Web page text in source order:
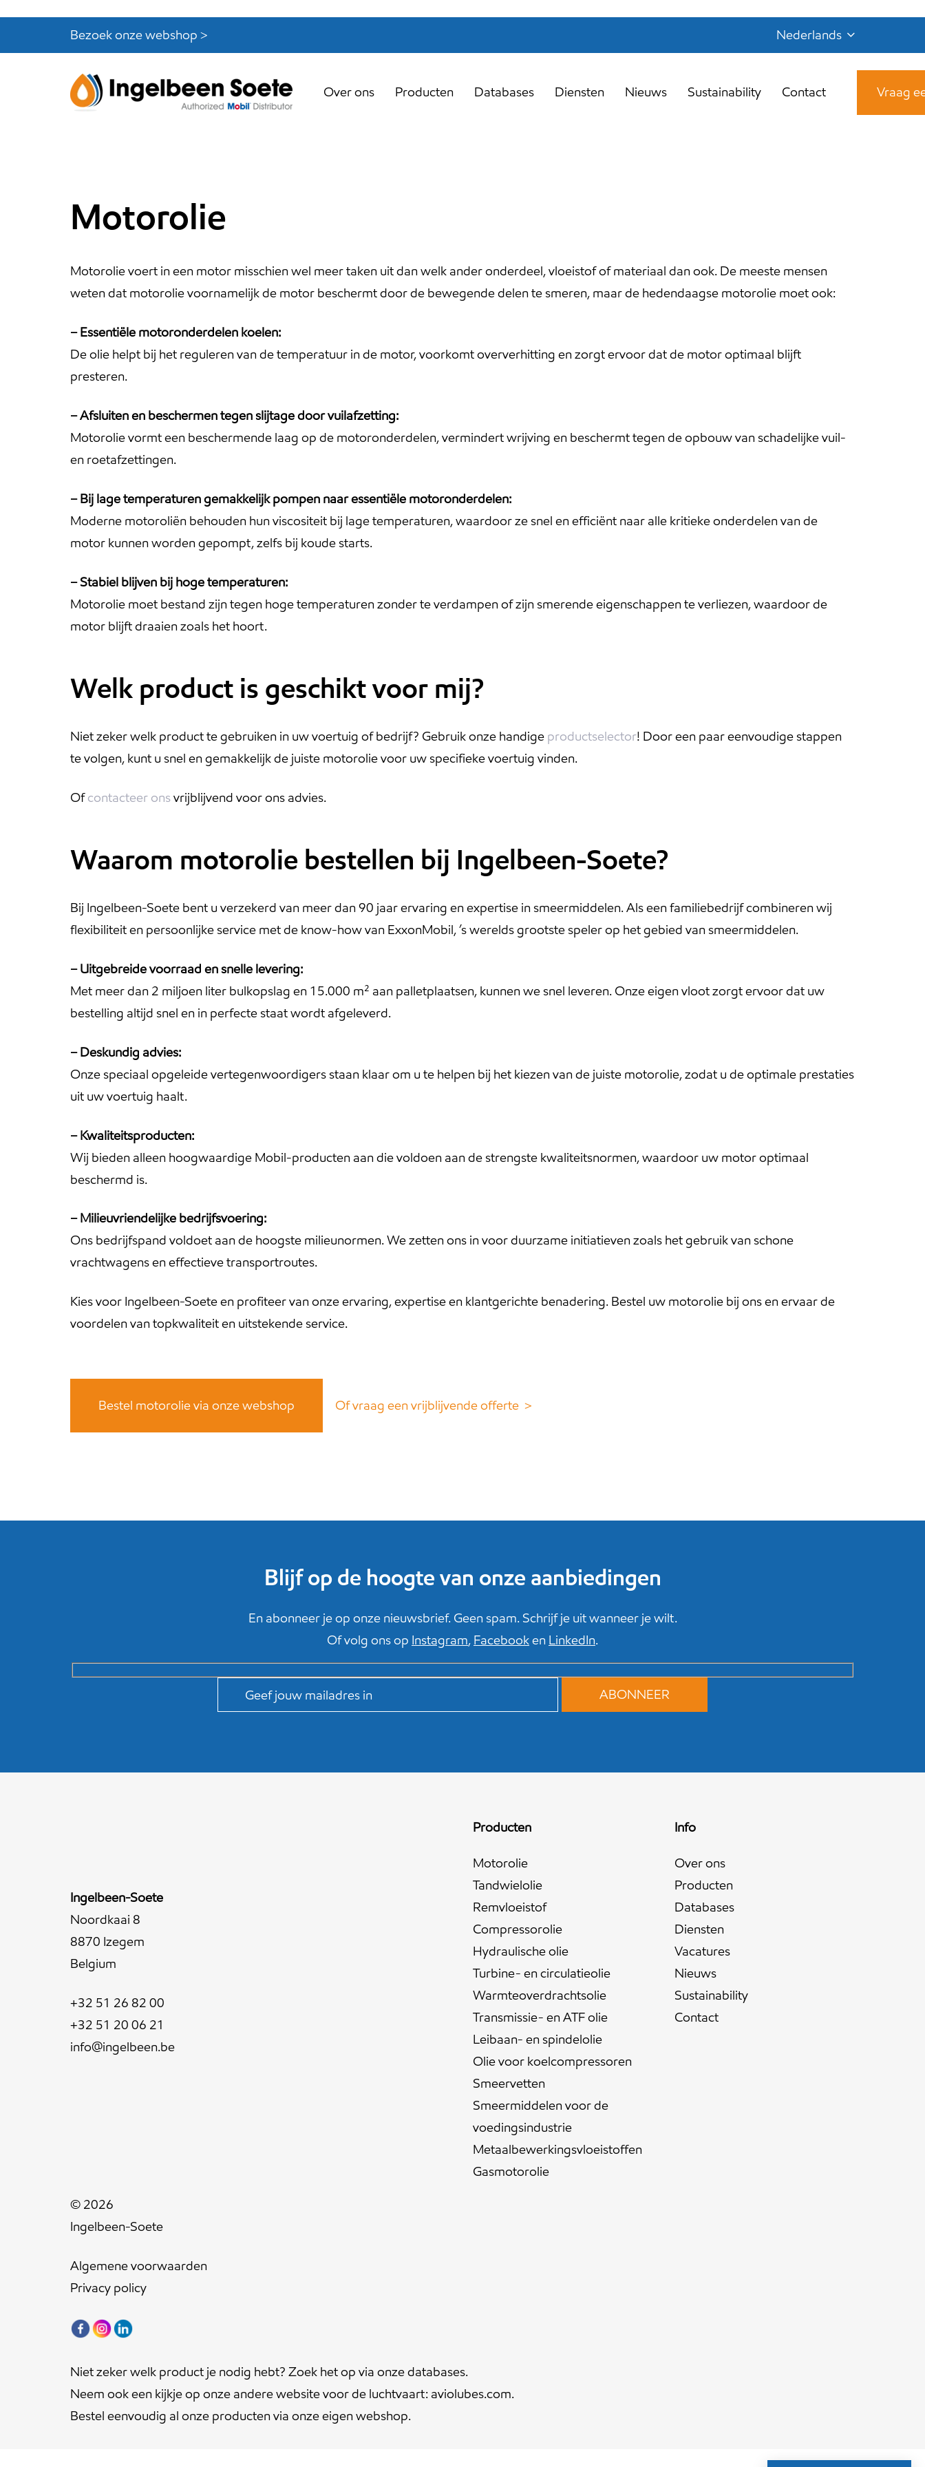
content
Bezoek onze webshop > Nederlands
Over ons Producten Databases Diensten Nieuws Sustainability Contact Vraag
Motorolie
Motorolie voert in een motor misschien wel meer taken uit dan welk ander onderdeel, vloeistof of materiaal dan ook. De meeste mensen
weten dat motorolie voornamelijk de motor beschermt door de bewegende delen te smeren, maar de hedendaagse motorolie moet ook:
– Essentiële motoronderdelen koelen:
De olie helpt bij het reguleren van de temperatuur in de motor, voorkomt oververhitting en zorgt ervoor dat de motor optimaal blijft
presteren.
– Afsluiten en beschermen tegen slijtage door vuilafzetting:
Motorolie vormt een beschermende laag op de motoronderdelen, vermindert wrijving en beschermt tegen de opbouw van schadelijke vuil-
en roetafzettingen.
– Bij lage temperaturen gemakkelijk pompen naar essentiële motoronderdelen:
Moderne motoroliën behouden hun viscositeit bij lage temperaturen, waardoor ze snel en efficiënt naar alle kritieke onderdelen van de
motor kunnen worden gepompt, zelfs bij koude starts.
– Stabiel blijven bij hoge temperaturen:
Motorolie moet bestand zijn tegen hoge temperaturen zonder te verdampen of zijn smerende eigenschappen te verliezen, waardoor de
motor blijft draaien zoals het hoort.
Welk product is geschikt voor mij?
Niet zeker welk product te gebruiken in uw voertuig of bedrijf? Gebruik onze handige productselector! Door een paar eenvoudige stappen
te volgen, kunt u snel en gemakkelijk de juiste motorolie voor uw specifieke voertuig vinden.
Ofcontacteer onsvrijblijvend voor ons advies.
Waarom motorolie bestellen bij Ingelbeen-Soete?
Bij Ingelbeen-Soete bent u verzekerd van meer dan 90 jaar ervaring en expertise in smeermiddelen. Als een familiebedrijf combineren wij
flexibiliteit en persoonlijke service met de know-how van ExxonMobil, ’s werelds grootste speler op het gebied van smeermiddelen.
– Uitgebreide voorraad en snelle levering:
Met meer dan 2 miljoen liter bulkopslag en 15.000 m² aan palletplaatsen, kunnen we snel leveren. Onze eigen vloot zorgt ervoor dat uw
bestelling altijd snel en in perfecte staat wordt afgeleverd.
– Deskundig advies:
Onze speciaal opgeleide vertegenwoordigers staan klaar om u te helpen bij het kiezen van de juiste motorolie, zodat u de optimale prestaties
uit uw voertuig haalt.
– Kwaliteitsproducten:
Wij bieden alleen hoogwaardige Mobil-producten aan die voldoen aan de strengste kwaliteitsnormen, waardoor uw motor optimaal
beschermd is.
– Milieuvriendelijke bedrijfsvoering:
Ons bedrijfspand voldoet aan de hoogste milieunormen. We zetten ons in voor duurzame initiatieven zoals het gebruik van schone
vrachtwagens en effectieve transportroutes.
Kies voor Ingelbeen-Soete en profiteer van onze ervaring, expertise en klantgerichte benadering. Bestel uw motorolie bij ons en ervaar de
voordelen van topkwaliteit en uitstekende service.
Bestel motorolie via onze webshop Of vraag een vrijblijvende offerte ＞
Blijf op de hoogte van onze aanbiedingen
En abonneer je op onze nieuwsbrief. Geen spam. Schrijf je uit wanneer je wilt.
Of volg ons op Instagram, Facebooken LinkedIn.
Ingelbeen-Soete
Noordkaai 8
8870 Izegem
Belgium
+32 51 26 82 00
+32 51 20 06 21
info@ingelbeen.be
© 2026
Ingelbeen-Soete
Algemene voorwaarden
Privacy policy
Producten
Motorolie
Tandwielolie
Remvloeistof
Compressorolie
Hydraulische olie
Turbine- en circulatieolie
Warmteoverdrachtsolie
Transmissie- en ATF olie
Leibaan- en spindelolie
Olie voor koelcompressoren
Smeervetten
Smeermiddelen voor de
voedingsindustrie
Metaalbewerkingsvloeistoffen
Gasmotorolie
Info
Over ons
Producten
Databases
Diensten
Vacatures
Nieuws
Sustainability
Contact
Niet zeker welk product je nodig hebt? Zoek het op via onzedatabases.
Neem ook een kijkje op onze andere website voor de luchtvaart: aviolubes.com.
Bestel eenvoudig al onze producten via onze eigen webshop.